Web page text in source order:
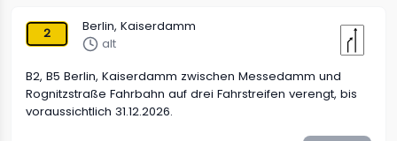
2
Berlin, Kaiserdamm
alt
B2, B5 Berlin, Kaiserdamm zwischen Messedamm und
Rognitzstraße Fahrbahn auf drei Fahrstreifen verengt, bis
voraussichtlich 31.12.2026.